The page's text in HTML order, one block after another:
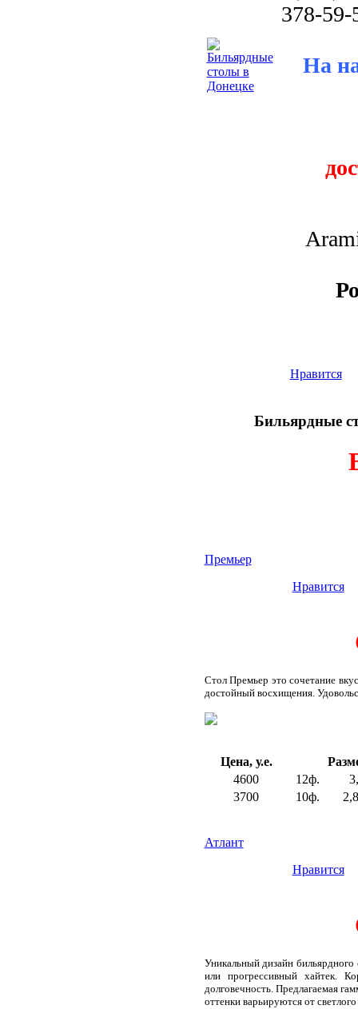
378-59-
На
Нравится
Бильярдные
Премьер
Нравится
Стол Премьер это сочетание
достойный восхищения.
Цена, у.е.
4600
12ф.
3700
10ф.
Атлант
Нравится
Уникальный дизайн
или прогрессивный хайтек.
долговечность. Предлагаемая
оттенки варьируются от